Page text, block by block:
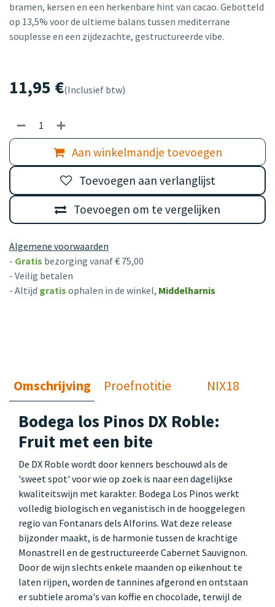
bramen, kersen en een herkenbare hint van cacao. Gebotteld
op 13,5% voor de ultieme balans tussen mediterrane
souplesse en een zijdezachte, gestructureerde vibe.
11,95 €(Inclusief btw)
Aan winkelmandje toevoegen
Toevoegen om te vergelijken
Toevoegen aan verlanglijst
Algemene voorwaarden
- Gratis bezorging vanaf € 75,00
- Veilig betalen
- Altijd gratis ophalen in de winkel, Middelharnis
Omschrijving Proefnotitie NIX18
Bodega los Pinos DX Roble:
Fruit met een bite
De DX Roble wordt door kenners beschouwd als de
'sweet spot' voor wie op zoek is naar een dagelijkse
kwaliteitswijn met karakter. Bodega Los Pinos werkt
volledig biologisch en veganistisch in de hooggelegen
regio van Fontanars dels Alforins. Wat deze release
bijzonder maakt, is de harmonie tussen de krachtige
Monastrell en de gestructureerde Cabernet Sauvignon.
Door de wijn slechts enkele maanden op eikenhout te
laten rijpen, worden de tannines afgerond en ontstaan
er subtiele aroma's van koffie en chocolade, terwijl de